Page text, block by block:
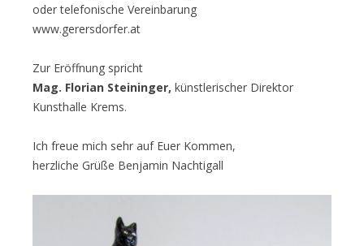
oder telefonische Vereinbarung
www.gerersdorfer.at
Zur Eröffnung spricht
Mag. Florian Steininger, künstlerischer Direktor
Kunsthalle Krems.
Ich freue mich sehr auf Euer Kommen,
herzliche Grüße Benjamin Nachtigall